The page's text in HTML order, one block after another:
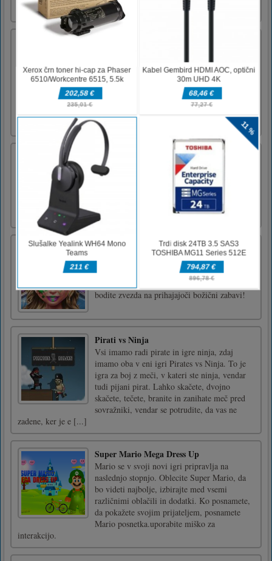
Zberite denar in odklenite kul avtomobile
Ujemite prave predmete za spodbudo in se
izogibajte drugim voznikom na cesti, pa tudi
različnim oviram ali tvegate, da se
poškodujete brez popravila.Pospešite s
puščično tipko navzgor ali preslednico ali
drugimi puščičnimi tipkami za pr [...]
Super Loom: Triple Single
Bodite kreativni in tkajte enega izmed
priljubljenih trakov za statve - tokrat s trojnim
posamičnim vzorcem! Poiščite popolno
barvno kombinacijo in okrasite zapestnico z
luštnimi čari.
Zimska ličila
Vaša je naloga, da ustvarite najboljši božični
videz od vseh! Privoščite si čarobni spa
tretma, nataknite si eleganten puder v prahu in
bodite zvezda na prihajajoči božični zabavi!
Pirati vs Ninja
Vsi imamo radi pirate in igre ninja, zdaj
imamo oba v eni igri Pirates vs Ninja. To je
igra za boj z meči, v kateri ste ninja, vendar
tudi pijani pirat. Lahko skačete, dvojno
skačete, tečete, branite in zanihate meč pred
sovražniki, vendar se potrudite, da vas ne
zadene, ker je e [...]
Super Mario Mega Dress Up
Mario se v svoji novi igri pripravlja na
naslednjo stopnjo. Oblecite Super Mario, da
bo videti najbolje, izbirajte med vsemi
različnimi oblačili in dodatki. Ko posnamete,
da pokažete svojim prijateljem, posnamete
Mario posnetka.uporabite miško za
interakcijo.